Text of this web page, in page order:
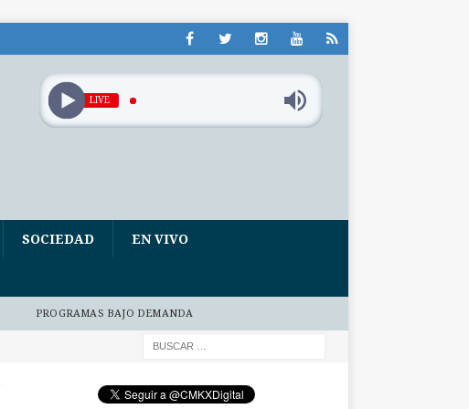
LIVE
SOCIEDAD EN VIVO
PROGRAMAS BAJO DEMANDA